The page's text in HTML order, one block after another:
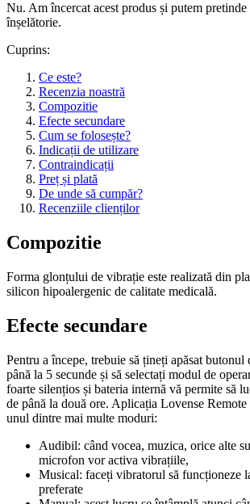
Nu. Am încercat acest produs și putem pretinde
înșelătorie.
Cuprins:
Ce este?
Recenzia noastră
Compozitie
Efecte secundare
Cum se folosește?
Indicații de utilizare
Contraindicații
Preț și plată
De unde să cumpăr?
Recenziile clienților
Compozitie
Forma glonțului de vibrație este realizată din
silicon hipoalergenic de calitate medicală.
Efecte secundare
Pentru a începe, trebuie să țineți apăsat
până la 5 secunde și să selectați modul de
foarte silențios și bateria internă vă permite să
de până la două ore. Aplicația Lovense Remote
unul dintre mai multe moduri:
Audibil: când vocea, muzica, orice alte
microfon vor activa vibrațiile,
Musical: faceți vibratorul să funcționeze
preferate